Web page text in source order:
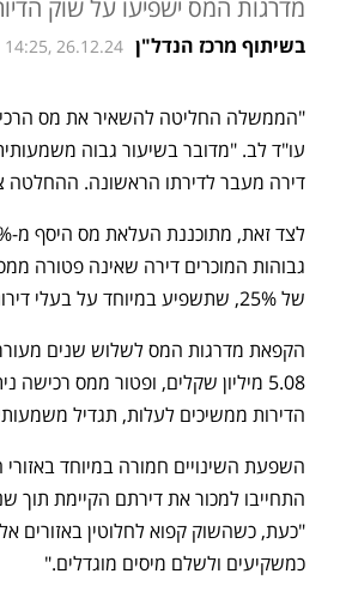
מדרגות המס ישפיעו על שוק
בשיתוף מרכז הנדל"ן 14:25, 26.12.24
דירה מעבר לדירתו הראשונה. ההחלטה
של 25%, שתשפיע במיוחד על בעלי דירות להשקעה.
הדירות ממשיכים לעלות, תגדיל
כמשקיעים ולשלם מיסים מוגדלים."